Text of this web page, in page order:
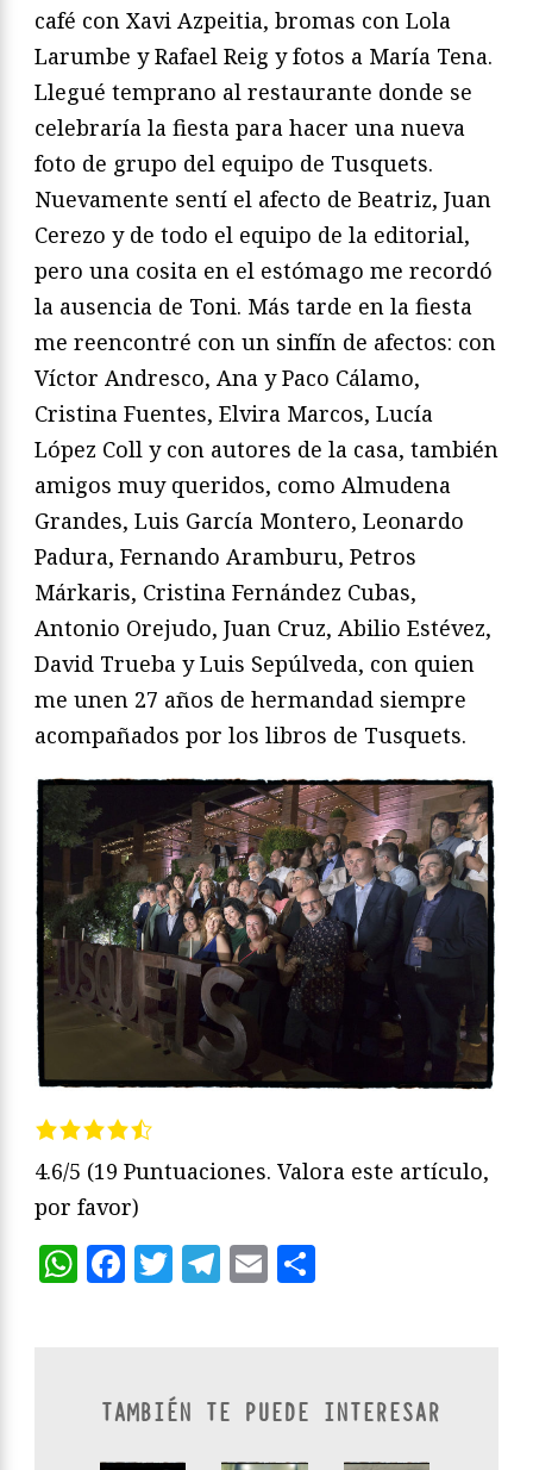
café con Xavi Azpeitia, bromas con Lola
Larumbe y Rafael Reig y fotos a María Tena.
Llegué temprano al restaurante donde se
celebraría la fiesta para hacer una nueva
foto de grupo del equipo de Tusquets.
Nuevamente sentí el afecto de Beatriz, Juan
Cerezo y de todo el equipo de la editorial,
pero una cosita en el estómago me recordó
la ausencia de Toni. Más tarde en la fiesta
me reencontré con un sinfín de afectos: con
Víctor Andresco, Ana y Paco Cálamo,
Cristina Fuentes, Elvira Marcos, Lucía
López Coll y con autores de la casa, también
amigos muy queridos, como Almudena
Grandes, Luis García Montero, Leonardo
Padura, Fernando Aramburu, Petros
Márkaris, Cristina Fernández Cubas,
Antonio Orejudo, Juan Cruz, Abilio Estévez,
David Trueba y Luis Sepúlveda, con quien
me unen 27 años de hermandad siempre
acompañados por los libros de Tusquets.
4.6/5 (19 Puntuaciones. Valora este artículo,
por favor)
WhatsApp
Facebook
Twitter
Telegram
Email
TAMBIÉN TE PUEDE INTERESAR